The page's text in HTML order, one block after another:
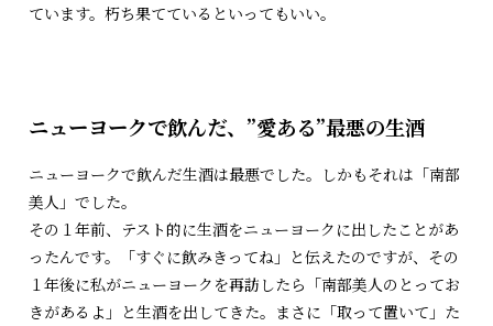
ています。朽ち果てているといってもいい。
ニューヨークで飲んだ、”愛ある”最悪の生酒
ニューヨークで飲んだ生酒は最悪でした。しかもそれは「南部
美人」でした。
その１年前、テスト的に生酒をニューヨークに出したことがあ
ったんです。「すぐに飲みきってね」と伝えたのですが、その
１年後に私がニューヨークを再訪したら「南部美人のとってお
きがあるよ」と生酒を出してきた。まさに「取って置いて」た